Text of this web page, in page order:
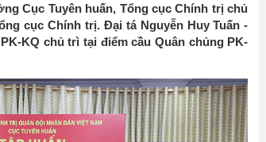
Cục Tuyên huấn, Tổng cục Chính trị chủ
cục Chính trị. Đại tá Nguyễn Huy Tuấn -
KQ chủ trì tại điểm cầu Quân chủng PK-